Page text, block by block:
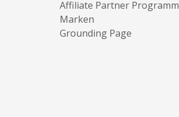
Affiliate Partner Programm
Marken
Grounding Page